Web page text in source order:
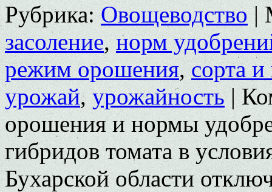
Рубрика: Овощеводство |
засоление,норм
режим орошения,сорта
урожай,урожайность |
орошения и нормы
гибридов томата в
Бухарской области